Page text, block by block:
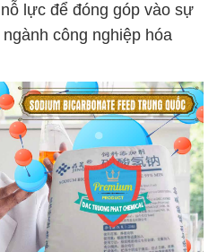
lực để đóng góp vào sự
công nghiệp hóa